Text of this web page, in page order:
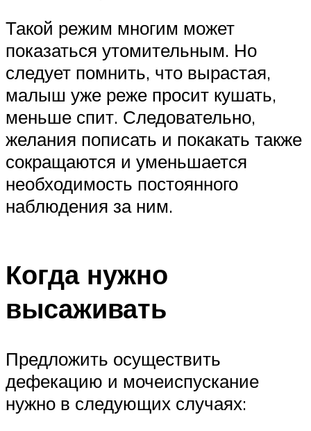
Такой режим многим может
показаться утомительным. Но
следует помнить, что вырастая,
малыш уже реже просит кушать,
меньше спит. Следовательно,
желания пописать и покакать также
сокращаются и уменьшается
необходимость постоянного
наблюдения за ним.
Когда нужно
высаживать
Предложить осуществить
дефекацию и мочеиспускание
нужно в следующих случаях: